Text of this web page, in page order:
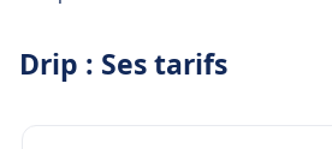
Drip : Ses tarifs